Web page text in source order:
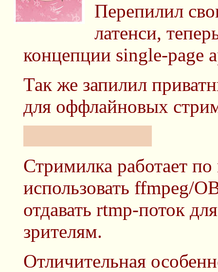
Перепилил
латенси,
концепции single-page
Так же запилил
для оффлайновых
Стримилка работает
использовать ffmpeg/
отдавать rtmp-поток
зрителям.
Отличительная